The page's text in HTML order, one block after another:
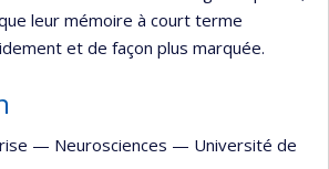
leur mémoire à court terme
et de façon plus marquée.
— Neurosciences — Université de